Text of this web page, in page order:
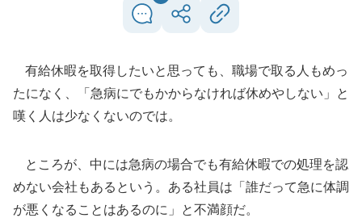
有給休暇を取得したいと思っても、職場で取る人もめっ
たになく、「急病にでもかからなければ休めやしない」と
嘆く人は少なくないのでは。
ところが、中には急病の場合でも有給休暇での処理を認
めない会社もあるという。ある社員は「誰だって急に体調
が悪くなることはあるのに」と不満顔だ。